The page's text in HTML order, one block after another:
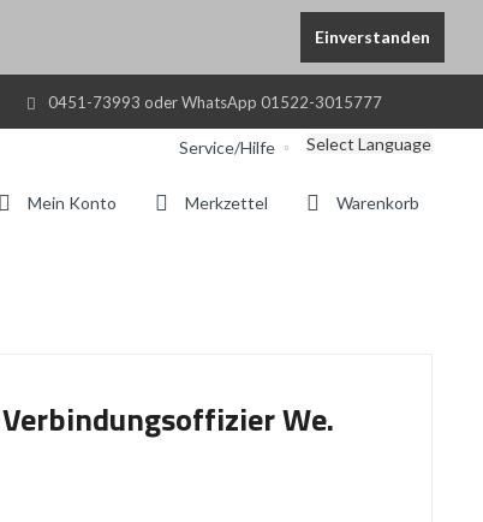
Einverstanden
0451-73993 oder WhatsApp 01522-3015777
Service/Hilfe Select Language
Warenkorb
Merkzettel
Mein Konto
We.